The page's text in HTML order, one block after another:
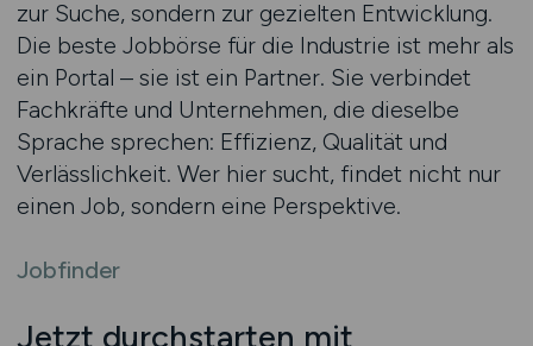
zur Suche, sondern zur gezielten Entwicklung.
Die beste Jobbörse für die Industrie ist mehr als
ein Portal – sie ist ein Partner. Sie verbindet
Fachkräfte und Unternehmen, die dieselbe
Sprache sprechen: Effizienz, Qualität und
Verlässlichkeit. Wer hier sucht, findet nicht nur
einen Job, sondern eine Perspektive.
Jobfinder
Jetzt durchstarten mit